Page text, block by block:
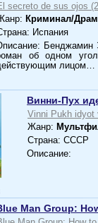
secreto de sus ojos
Криминал/
Испания
Бенджамин
об одном
лицом…
Винни-Пух
Vinni Pukh idyot
Жанр:
Страна: СССР
Описание:
Man Group: